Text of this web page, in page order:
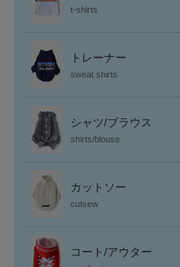
t-shirts
トレーナー
sweat shirts
シャツ/ブラウス
shirts/blouse
カットソー
cutsew
コート/アウター